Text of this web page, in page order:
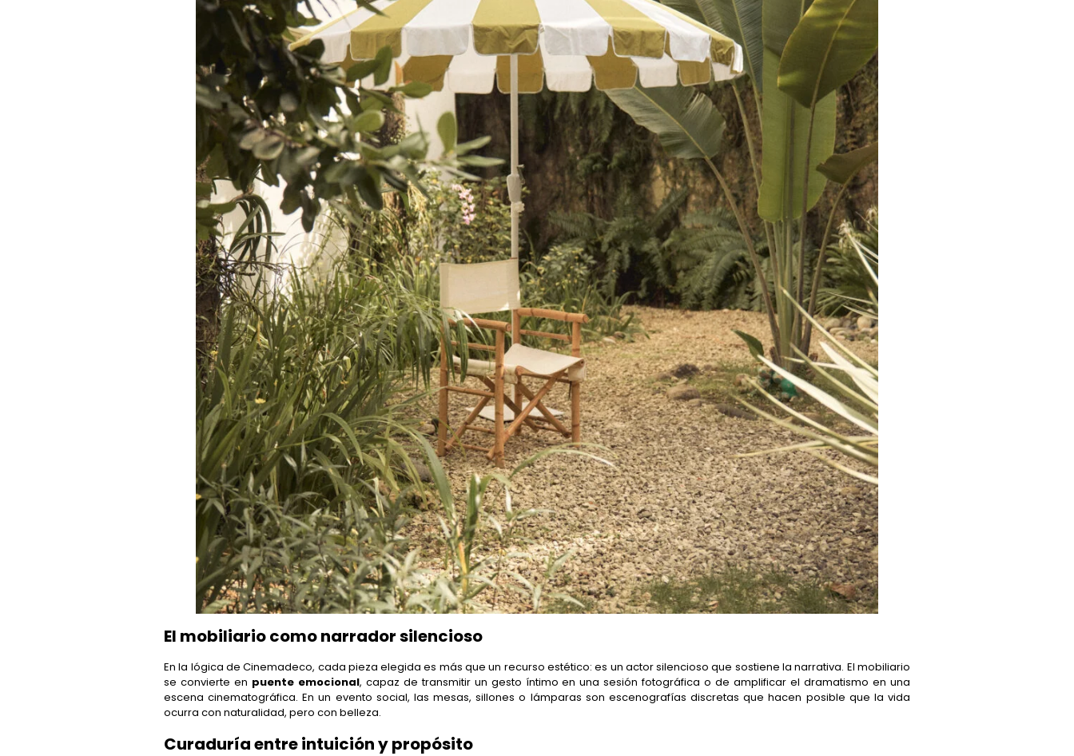
El mobiliario como narrador silencioso
En la lógica de Cinemadeco, cada pieza elegida es más que un recurso estético: es un actor silencioso que sostiene la narrativa. El mobiliario
se convierte en puente emocional, capaz de transmitir un gesto íntimo en una sesión fotográfica o de amplificar el dramatismo en una
escena cinematográfica. En un evento social, las mesas, sillones o lámparas son escenografías discretas que hacen posible que la vida
ocurra con naturalidad, pero con belleza.
Curaduría entre intuición y propósito